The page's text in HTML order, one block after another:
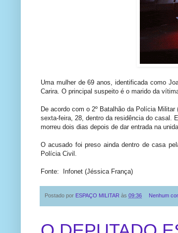
Uma mulher de 69 anos, identificada como
Carira. O principal suspeito é o marido da
De acordo com o 2º Batalhão da Polícia
sexta-feira, 28, dentro da residência do casal.
morreu dois dias depois de dar entrada na
O acusado foi preso ainda dentro de casa
Polícia Civil.
Fonte: Infonet (Jéssica França)
Postado por ESPAÇO MILITAR às 09:36 Nenhum